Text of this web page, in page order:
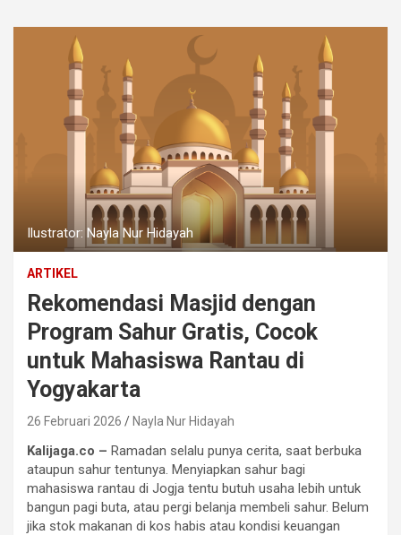
Ilustrator: Nayla Nur Hidayah
ARTIKEL
Rekomendasi Masjid dengan
Program Sahur Gratis, Cocok
untuk Mahasiswa Rantau di
Yogyakarta
26 Februari 2026 Nayla Nur Hidayah
Kalijaga.co – Ramadan selalu punya cerita, saat berbuka
ataupun sahur tentunya. Menyiapkan sahur bagi
mahasiswa rantau di Jogja tentu butuh usaha lebih untuk
bangun pagi buta, atau pergi belanja membeli sahur. Belum
jika stok makanan di kos habis atau kondisi keuangan